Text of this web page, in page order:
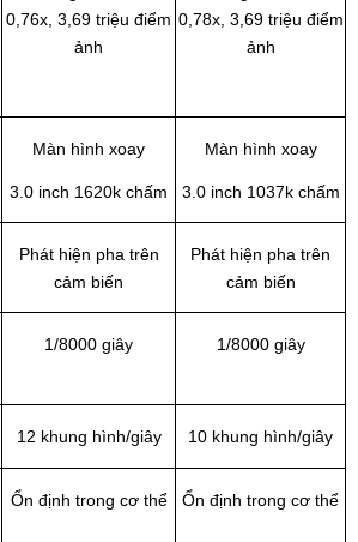
0,76x, 3,69 triệu điểm
ảnh
0,78x, 3,69 triệu điểm
ảnh
Màn hình xoay
3.0 inch 1620k chấm
Màn hình xoay
3.0 inch 1037k chấm
Phát hiện pha trên
cảm biến
Phát hiện pha trên
cảm biến
1/8000 giây 1/8000 giây
12 khung hình/giây 10 khung hình/giây
Ổn định trong cơ thể Ổn định trong cơ thể